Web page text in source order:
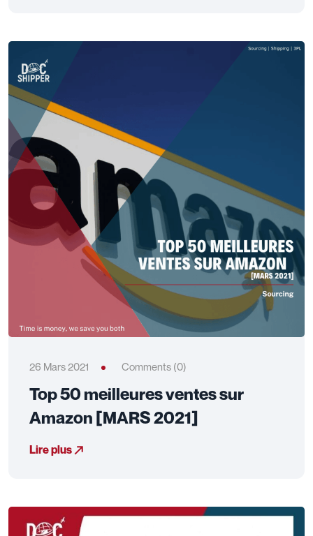
26 Mars 2021 Comments (0)
Top 50 meilleures ventes sur
Amazon [MARS 2021]
Lire plus